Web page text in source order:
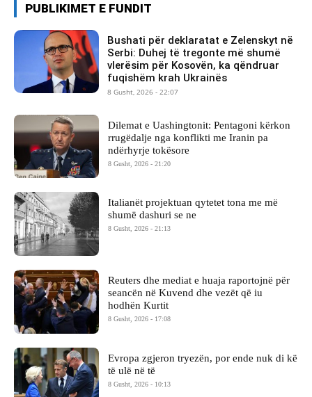
PUBLIKIMET E FUNDIT
Bushati për deklaratat e Zelenskyt në
Serbi: Duhej të tregonte më shumë
vlerësim për Kosovën, ka qëndruar
fuqishëm krah Ukrainës
8 Gusht, 2026 - 22:07
Dilemat e Uashingtonit: Pentagoni kërkon
rrugëdalje nga konflikti me Iranin pa
ndërhyrje tokësore
8 Gusht, 2026 - 21:20
Italianët projektuan qytetet tona me më
shumë dashuri se ne
8 Gusht, 2026 - 21:13
Reuters dhe mediat e huaja raportojnë për
seancën në Kuvend dhe vezët që iu
hodhën Kurtit
8 Gusht, 2026 - 17:08
Evropa zgjeron tryezën, por ende nuk di kë
të ulë në të
8 Gusht, 2026 - 10:13